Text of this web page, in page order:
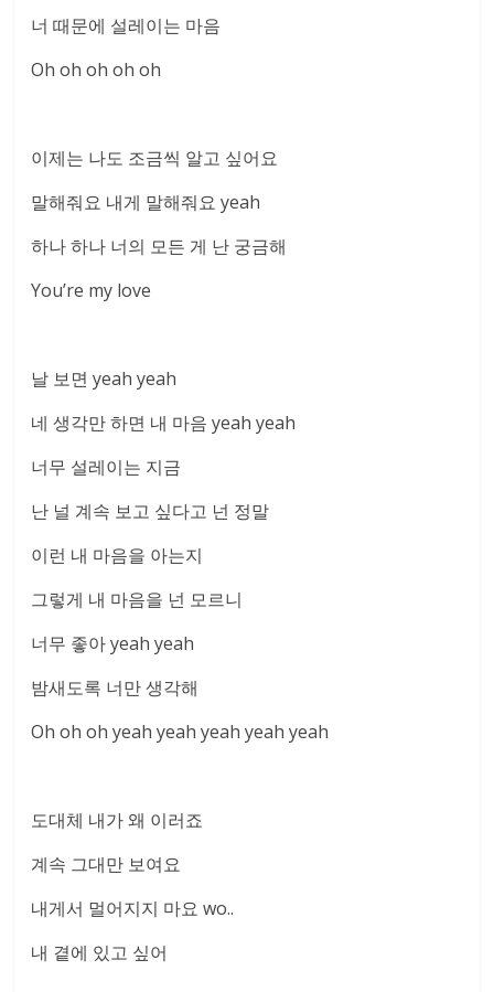
너 때문에 설레이는 마음
Oh oh oh oh oh
이제는 나도 조금씩 알고 싶어요
말해줘요 내게 말해줘요 yeah
하나 하나 너의 모든 게 난 궁금해
You’re my love
날 보면 yeah yeah
네 생각만 하면 내 마음 yeah yeah
너무 설레이는 지금
난 널 계속 보고 싶다고 넌 정말
이런 내 마음을 아는지
그렇게 내 마음을 넌 모르니
너무 좋아 yeah yeah
밤새도록 너만 생각해
Oh oh oh yeah yeah yeah yeah yeah
도대체 내가 왜 이러죠
계속 그대만 보여요
내게서 멀어지지 마요 wo..
내 곁에 있고 싶어